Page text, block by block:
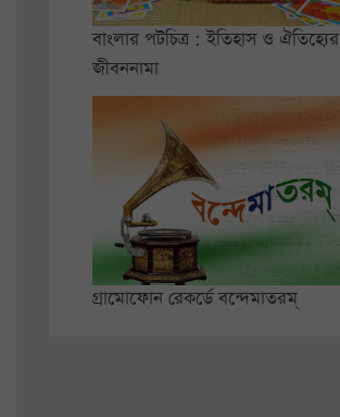
বাংলার পটচিত্র : ইতিহাস ও ঐতিহ্যের
জীবননামা
গ্রামোফোন রেকর্ডে বন্দেমাতরম্